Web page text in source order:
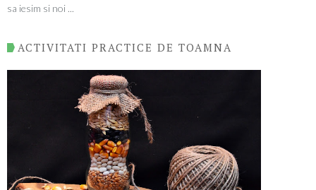
sa iesim si noi ...
ACTIVITATI PRACTICE DE TOAMNA